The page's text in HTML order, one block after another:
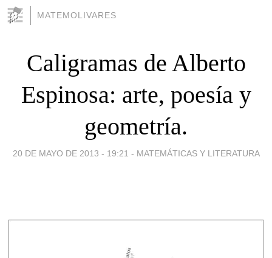
MATEMOLIVARES
Caligramas de Alberto
Espinosa: arte, poesía y
geometría.
20 DE MAYO DE 2013 - 19:21 - MATEMÁTICAS Y LITERATURA